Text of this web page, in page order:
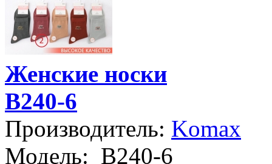
Женские носки
B240-6
Производитель: Komax
Модель: B240-6